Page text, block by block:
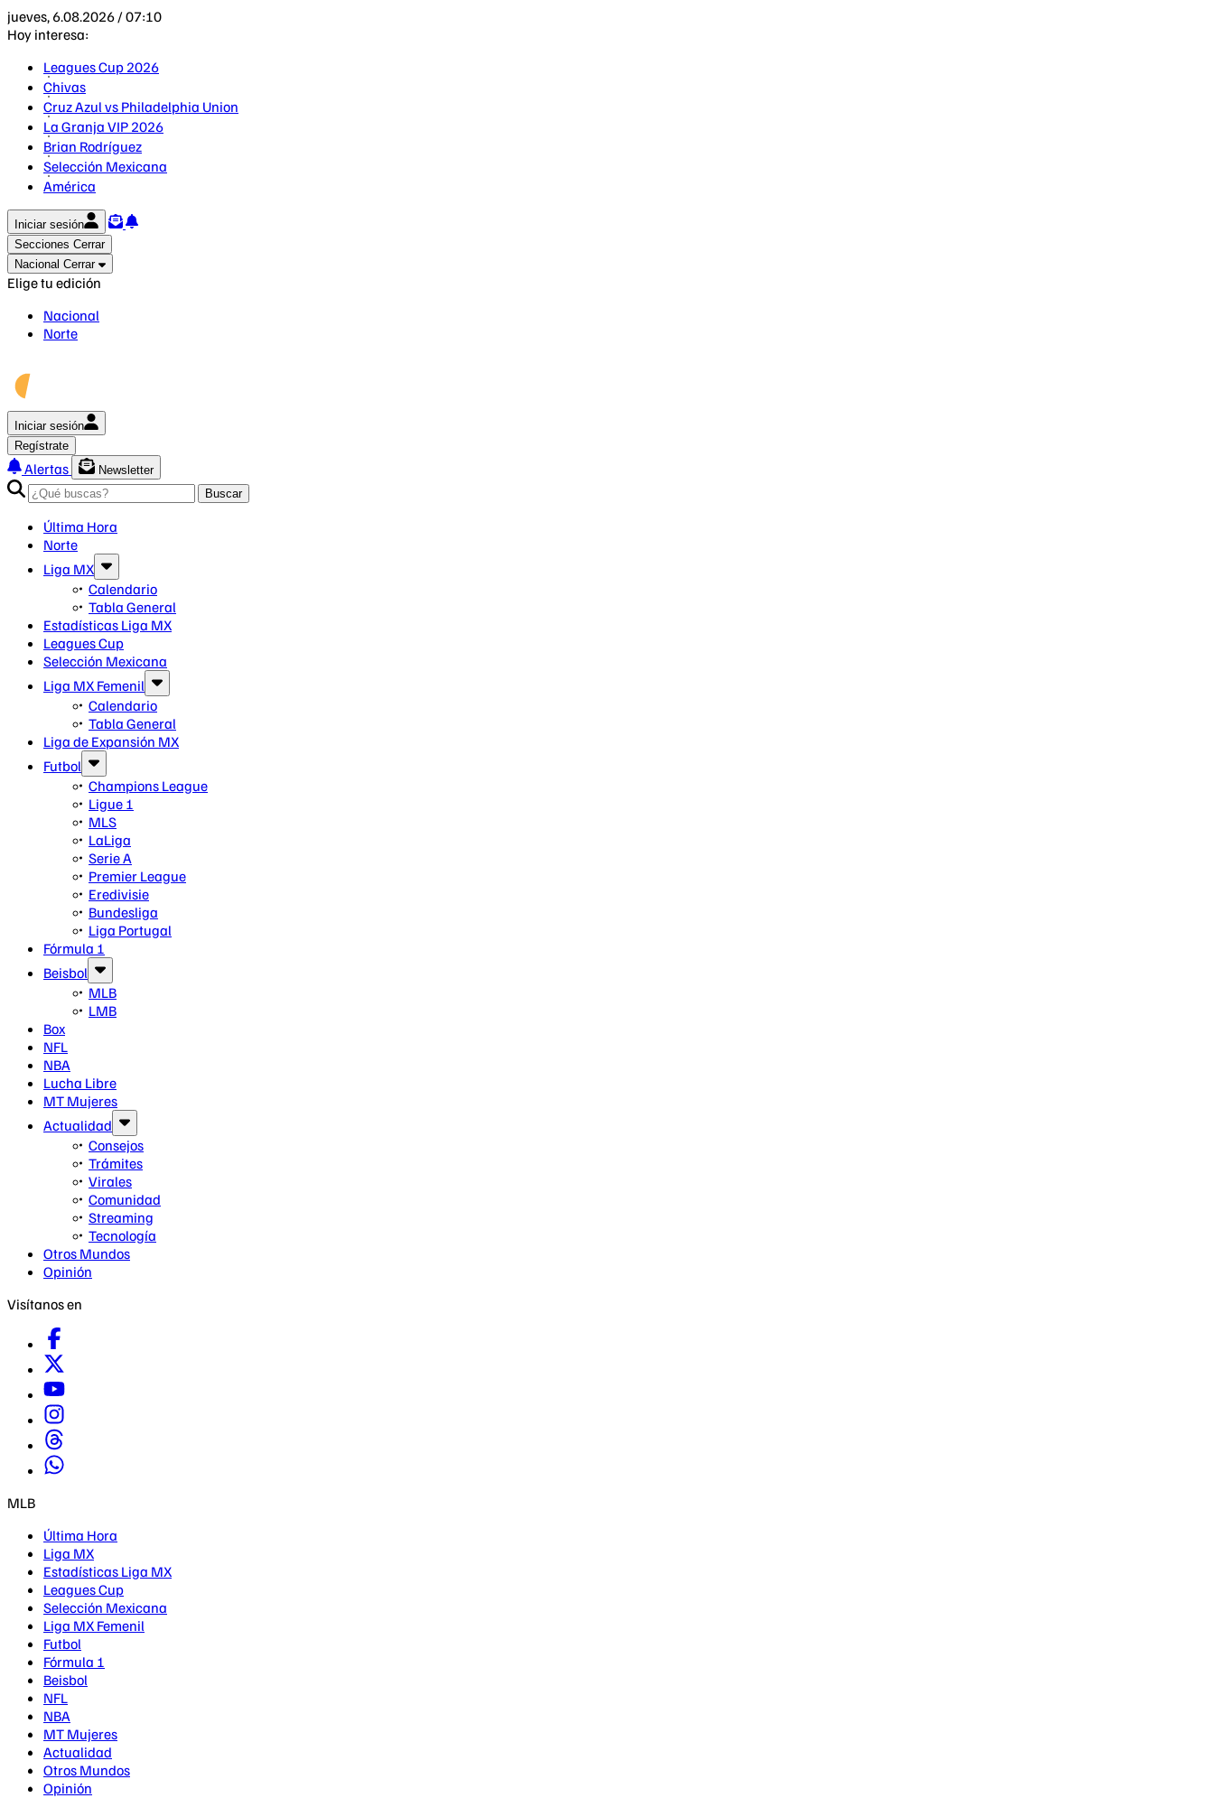
jueves, 6.08.2026 / 07:10
Hoy interesa:
Leagues Cup 2026
Chivas
Cruz Azul vs Philadelphia Union
La Granja VIP 2026
Brian Rodríguez
Selección Mexicana
América
Iniciar sesión
Secciones Cerrar
Nacional Cerrar
Elige tu edición
Nacional
Norte
Iniciar sesión
Regístrate
Alertas
Newsletter
Buscar
Última Hora
Norte
Liga MX
Calendario
Tabla General
Estadísticas Liga MX
Leagues Cup
Selección Mexicana
Liga MX Femenil
Calendario
Tabla General
Liga de Expansión MX
Futbol
Champions League
Ligue 1
MLS
LaLiga
Serie A
Premier League
Eredivisie
Bundesliga
Liga Portugal
Fórmula 1
Beisbol
MLB
LMB
Box
NFL
NBA
Lucha Libre
MT Mujeres
Actualidad
Consejos
Trámites
Virales
Comunidad
Streaming
Tecnología
Otros Mundos
Opinión
Visítanos en
MLB
Última Hora
Liga MX
Estadísticas Liga MX
Leagues Cup
Selección Mexicana
Liga MX Femenil
Futbol
Fórmula 1
Beisbol
NFL
NBA
MT Mujeres
Actualidad
Otros Mundos
Opinión